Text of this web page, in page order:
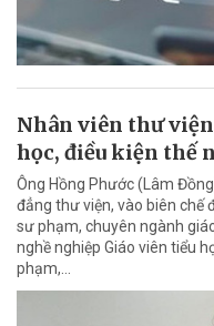
Nhân viên thư
học, điều kiện thế
Ông Hồng Phước (Lâm
đẳng thư viện, vào biên chế
sư phạm, chuyên ngành
nghề nghiệp Giáo viên tiểu
phạm,…